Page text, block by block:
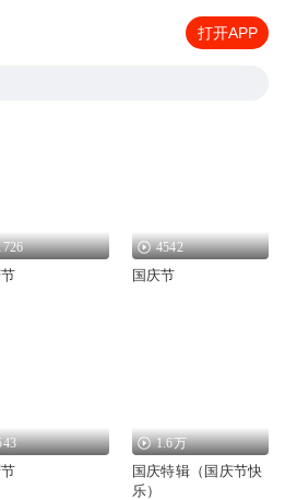
打开APP
4542
国庆节
1.6万
国庆特辑（国庆节快
乐）